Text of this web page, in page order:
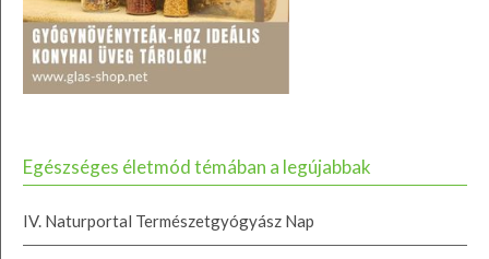
Egészséges életmód témában a legújabbak
IV. Naturportal Természetgyógyász Nap